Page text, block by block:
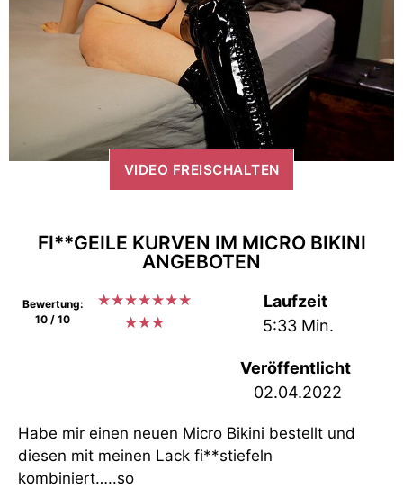
VIDEO FREISCHALTEN
FI**GEILE KURVEN IM MICRO BIKINI
ANGEBOTEN
Bewertung:
10 / 10
★★★★★★★
★★★
Laufzeit
5:33 Min.
Veröffentlicht
02.04.2022
Habe mir einen neuen Micro Bikini bestellt und
diesen mit meinen Lack fi**stiefeln
kombiniert…..so